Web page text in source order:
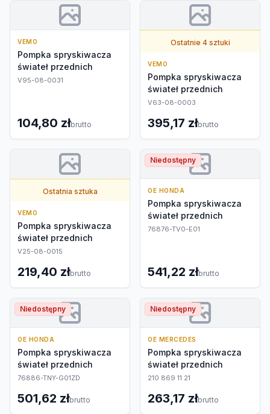
VEMO
Pompka spryskiwacza
świateł przednich
V95-08-0031
104,80 złbrutto
Ostatnie 4 sztuki
VEMO
Pompka spryskiwacza
świateł przednich
V63-08-0003
395,17 złbrutto
Ostatnia sztuka
VEMO
Pompka spryskiwacza
świateł przednich
V25-08-0015
219,40 złbrutto
Niedostępny
OE HONDA
Pompka spryskiwacza
świateł przednich
76876-TV0-E01
541,22 złbrutto
Niedostępny
OE HONDA
Pompka spryskiwacza
świateł przednich
76886-TNY-G01ZD
501,62 złbrutto
Niedostępny
OE MERCEDES
Pompka spryskiwacza
świateł przednich
210 869 11 21
263,17 złbrutto